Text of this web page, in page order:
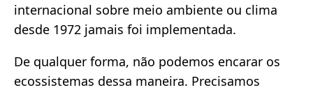
internacional sobre meio ambiente ou clima
desde 1972 jamais foi implementada.
De qualquer forma, não podemos encarar os
ecossistemas dessa maneira. Precisamos